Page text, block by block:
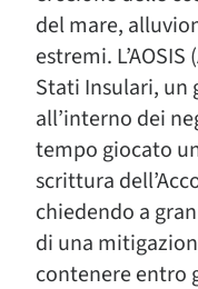
del mare,
estremi.
Stati Insulari, un
all’interno dei
tempo giocato
scrittura
chiedendo a
di una
contenere entro